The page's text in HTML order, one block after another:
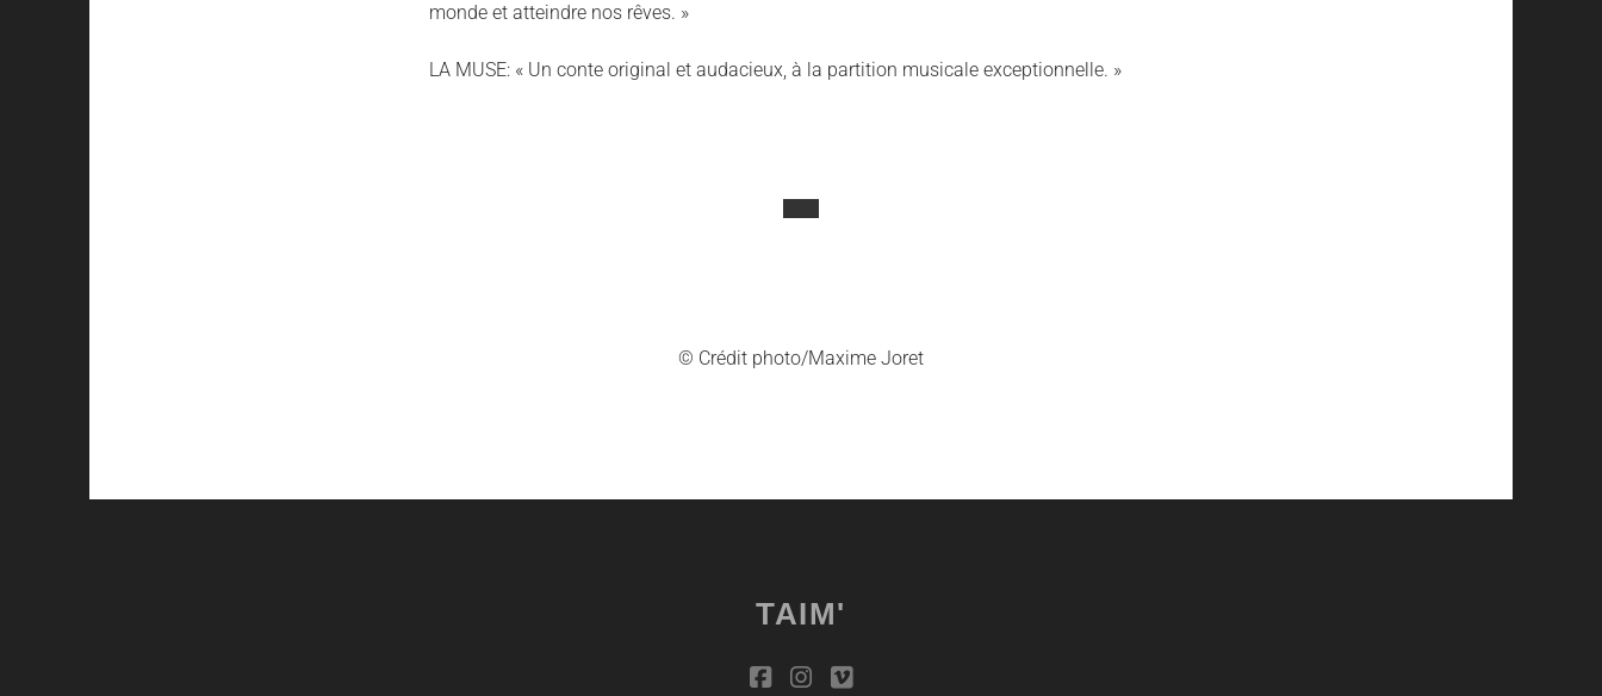
monde et atteindre nos rêves. »
LA MUSE: « Un conte original et audacieux, à la partition musicale exceptionnelle. »
© Crédit photo/Maxime Joret
TAIM'